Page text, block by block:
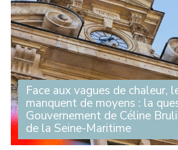
Face aux vagues de chaleur,
manquent de moyens : la
Gouvernement de Céline
de la Seine-Maritime
Lors des Questions au Gouvernement,